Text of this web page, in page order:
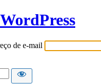
de e-mail